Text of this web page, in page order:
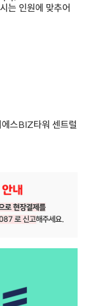
는 인원에 맞추어
스BIZ타워 센트럴